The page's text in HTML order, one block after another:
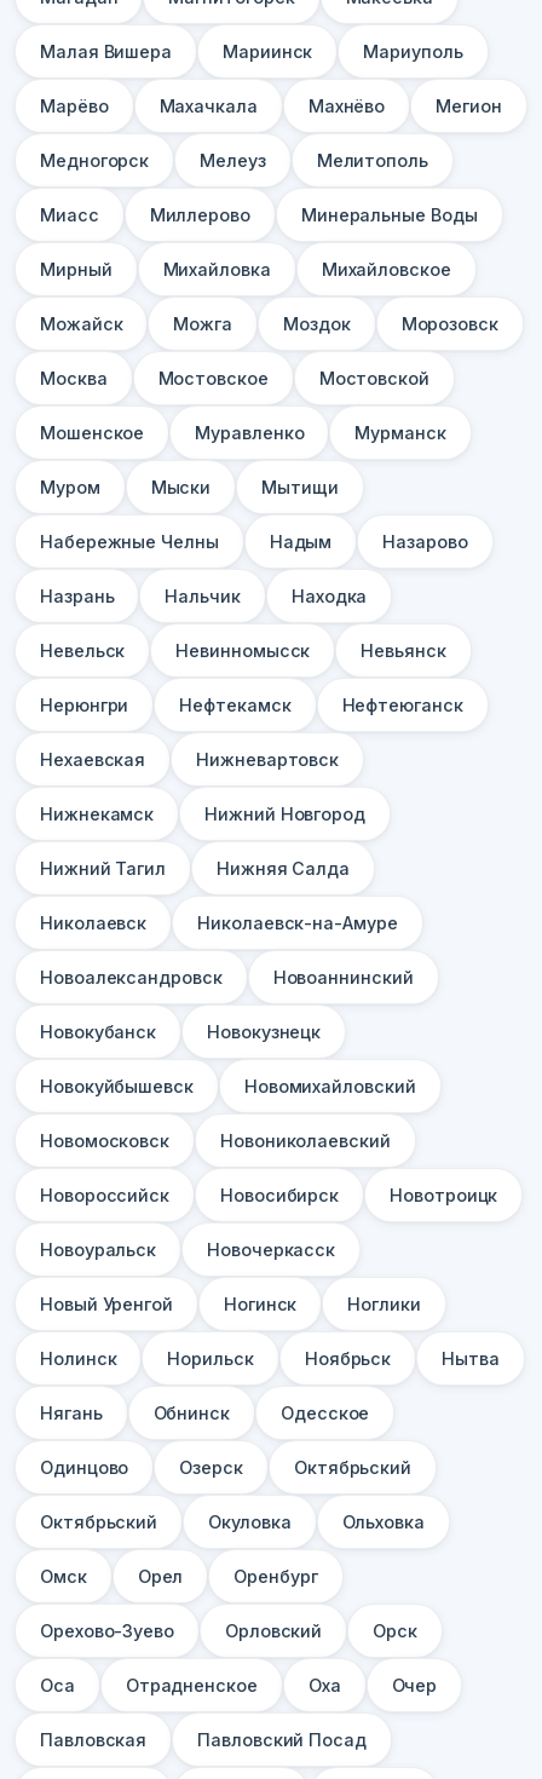
Малая Вишера Мариинск Мариуполь
Марёво Махачкала Махнёво Мегион
Медногорск Мелеуз Мелитополь
Миасс Миллерово Минеральные Воды
Мирный Михайловка Михайловское
Можайск Можга Моздок Морозовск
Москва Мостовское Мостовской
Мошенское Муравленко Мурманск
Муром Мыски Мытищи
Набережные Челны Надым Назарово
Назрань Нальчик Находка
Невельск Невинномысск Невьянск
Нерюнгри Нефтекамск Нефтеюганск
Нехаевская Нижневартовск
Нижнекамск Нижний Новгород
Нижний Тагил Нижняя Салда
Николаевск Николаевск-на-Амуре
Новоалександровск Новоаннинский
Новокубанск Новокузнецк
Новокуйбышевск Новомихайловский
Новомосковск Новониколаевский
Новороссийск Новосибирск Новотроицк
Новоуральск Новочеркасск
Новый Уренгой Ногинск Ноглики
Нолинск Норильск Ноябрьск Нытва
Нягань Обнинск Одесское
Одинцово Озерск Октябрьский
Октябрьский Окуловка Ольховка
Омск Орел Оренбург
Орехово-Зуево Орловский Орск
Оса Отрадненское Оха Очер
Павловская Павловский Посад